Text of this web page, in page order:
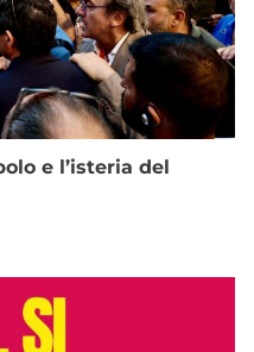
e l’isteria del